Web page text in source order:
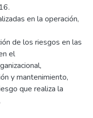
en la operación,
de los riesgos en las
el
y mantenimiento,
que realiza la